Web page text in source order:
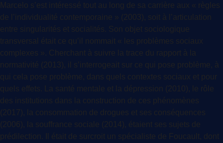
Marcelo s’est intéressé tout au long de sa carrière aux « règles
de l’individualité contemporaine » (2003), soit à l’articulation
entre singularités et socialités. Son objet sociologique
transversal était ce qu’il nommait « les problèmes sociaux
complexes ». Cherchant à suivre la trace du rapport à la
normativité (2013), il s’interrogeait sur ce qui pose problème, à
qui cela pose problème, dans quels contextes sociaux et pour
quels effets. La santé mentale et la dépression (2010), le rôle
des institutions dans la construction de ces phénomènes
(2017), la consommation de drogues et ses conséquences
(2006), la souffrance sociale (2014), étaient ses sujets de
prédilection. Il était de surcroit un spécialiste de Foucault, dont